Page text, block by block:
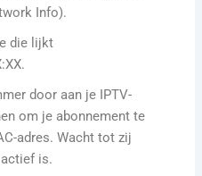
Info).
die lijkt
door aan je IPTV-
om je abonnement te
adres. Wacht tot zij
is.